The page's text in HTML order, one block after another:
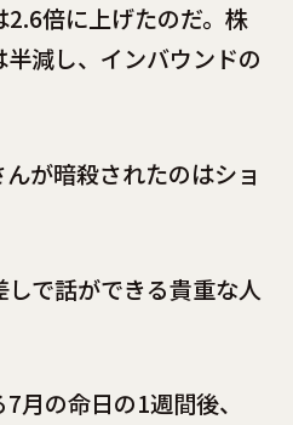
倍に上げたのだ。株
減し、インバウンドの
が暗殺されたのはショ
で話ができる貴重な人
月の命日の1週間後、